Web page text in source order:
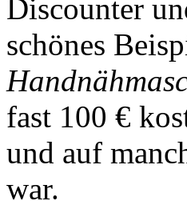
Discounter
schönes
fast 100 €
und auf
war.